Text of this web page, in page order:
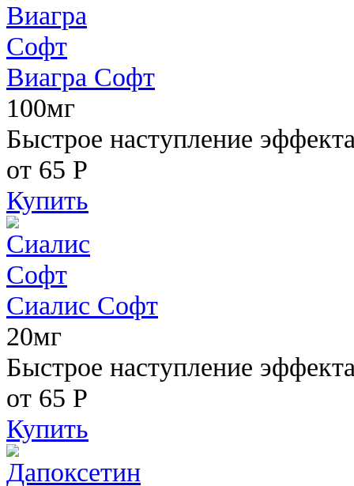
Виагра Софт
100мг
Быстрое наступление
от 65 Р
Купить
Сиалис Софт
20мг
Быстрое наступление
от 65 Р
Купить